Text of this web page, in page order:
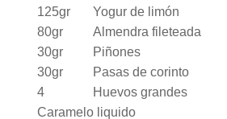
125gr
Yogur de limón
80gr
Almendra fileteada
30gr
Piñones
30gr
Pasas de corinto
4
Huevos grandes
Caramelo liquido